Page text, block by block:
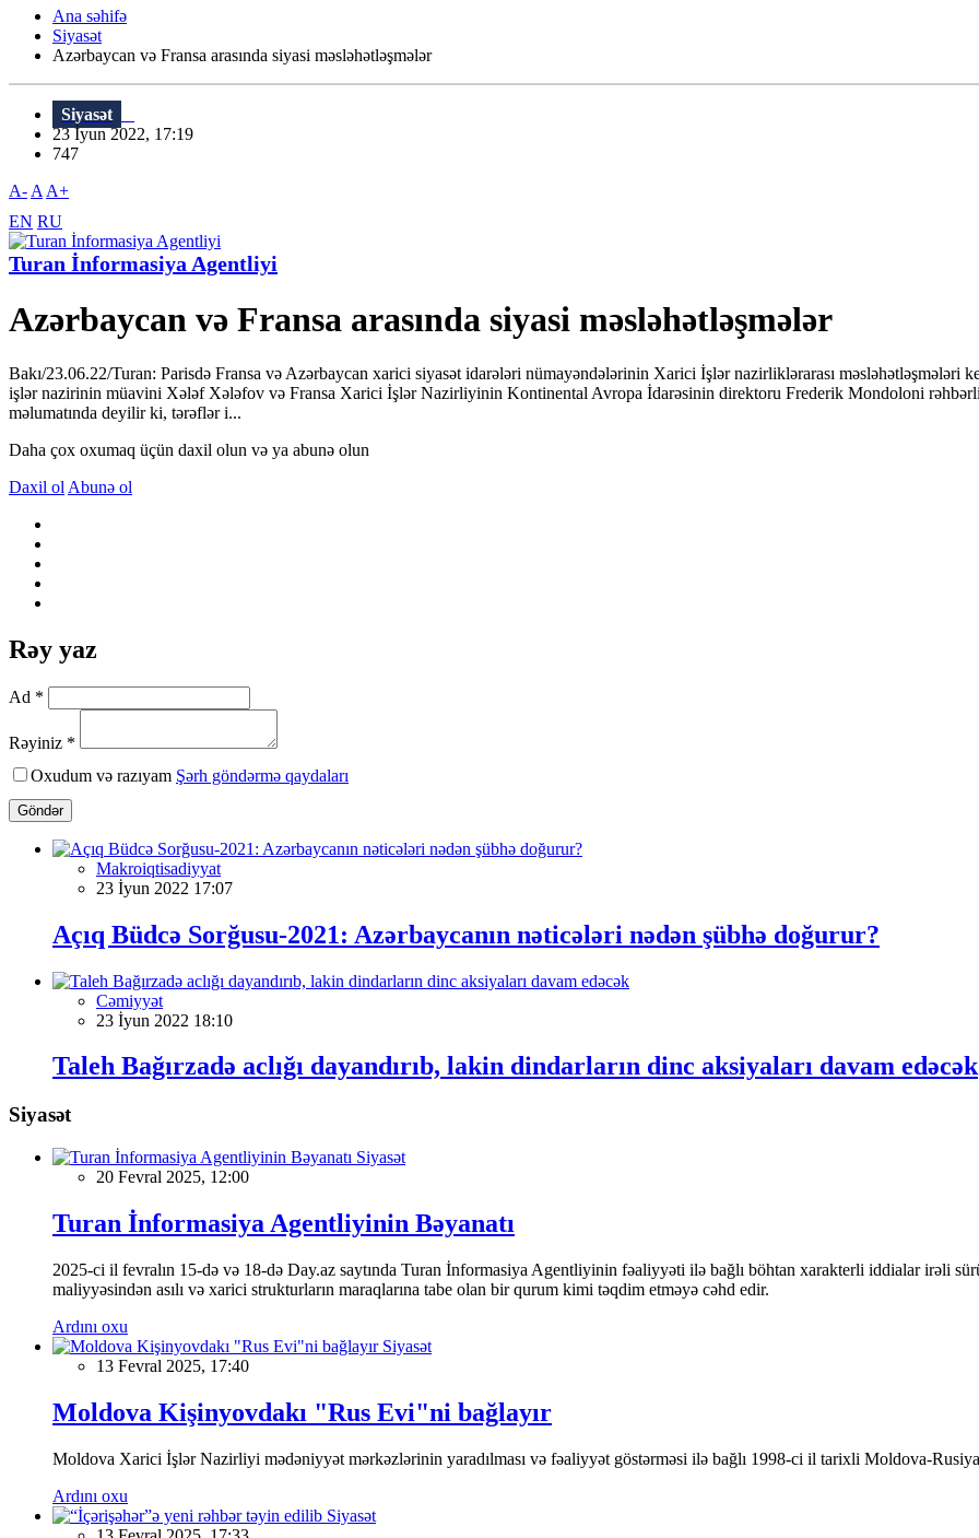
Ana səhifə
Siyasət
Azərbaycan və Fransa arasında siyasi məsləhətləşmələr
Siyasət
23 İyun 2022, 17:19
747
A- A A+
EN RU
Turan İnformasiya Agentliyi
Azərbaycan və Fransa arasında siyasi məsləhətləşmələr
Bakı/23.06.22/Turan: Parisdə Fransa və Azərbaycan xarici siyasət idarələri nümayəndələrinin Xarici İşlər nazirliklərarası məsləhətləşmələri
işlər nazirinin müavini Xələf Xələfov və Fransa Xarici İşlər Nazirliyinin Kontinental Avropa İdarəsinin direktoru Frederik Mondoloni
məlumatında deyilir ki, tərəflər i...
Daha çox oxumaq üçün daxil olun və ya abunə olun
Daxil ol Abunə ol
Rəy yaz
Ad *
Rəyiniz *
Oxudum və razıyam Şərh göndərmə qaydaları
Göndər
Makroiqtisadiyyat
23 İyun 2022 17:07
Açıq Büdcə Sorğusu-2021: Azərbaycanın nəticələri nədən şübhə doğurur?
Cəmiyyət
23 İyun 2022 18:10
Taleh Bağırzadə aclığı dayandırıb, lakin dindarların dinc aksiyaları davam edəcək
Siyasət
Siyasət
20 Fevral 2025, 12:00
Turan İnformasiya Agentliyinin Bəyanatı
2025-ci il fevralın 15-də və 18-də Day.az saytında Turan İnformasiya Agentliyinin fəaliyyəti ilə bağlı böhtan xarakterli iddialar irəli
maliyyəsindən asılı və xarici strukturların maraqlarına tabe olan bir qurum kimi təqdim etməyə cəhd edir.
Ardını oxu
Siyasət
13 Fevral 2025, 17:40
Moldova Kişinyovdakı "Rus Evi"ni bağlayır
Moldova Xarici İşlər Nazirliyi mədəniyyət mərkəzlərinin yaradılması və fəaliyyət göstərməsi ilə bağlı 1998-ci il tarixli Moldova-
Ardını oxu
Siyasət